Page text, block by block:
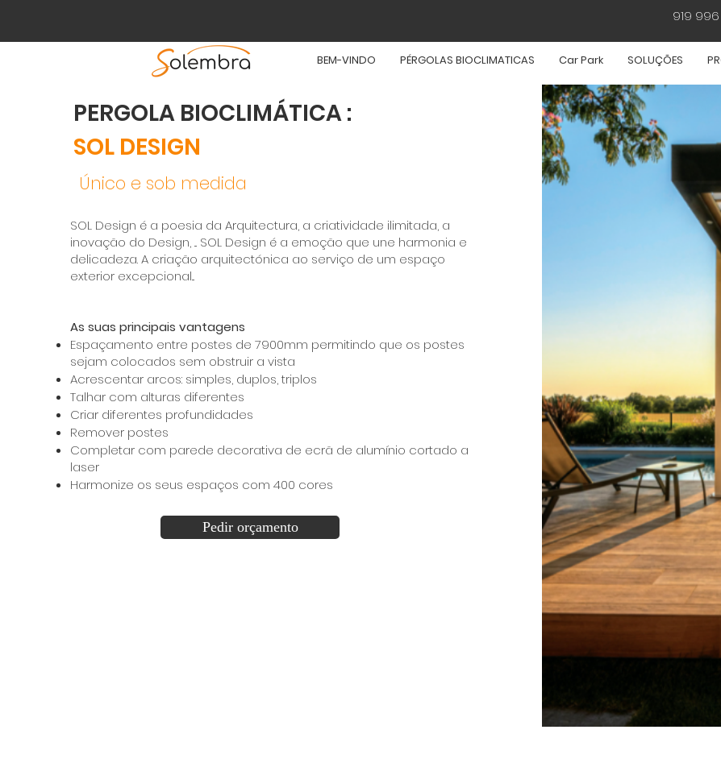
919
BEM-VINDO PÉRGOLAS BIOCLIMATICAS Car Park SOLUÇÕES
PERGOLA BIOCLIMÁTICA :
SOL DESIGN
Único e sob medida
SOL Design é a poesia da Arquitectura, a criatividade ilimitada, a
inovação do Design, ... SOL Design é a emoção que une harmonia e
delicadeza. A criação arquitectónica ao serviço de um espaço
exterior excepcional...
As suas principais vantagens
Espaçamento entre postes de 7900mm permitindo que os postes
sejam colocados sem obstruir a vista
Acrescentar arcos: simples, duplos, triplos
Talhar com alturas diferentes
Criar diferentes profundidades
Remover postes
Completar com parede decorativa de ecrã de alumínio cortado a
laser
Harmonize os seus espaços com 400 cores
Pedir orçamento